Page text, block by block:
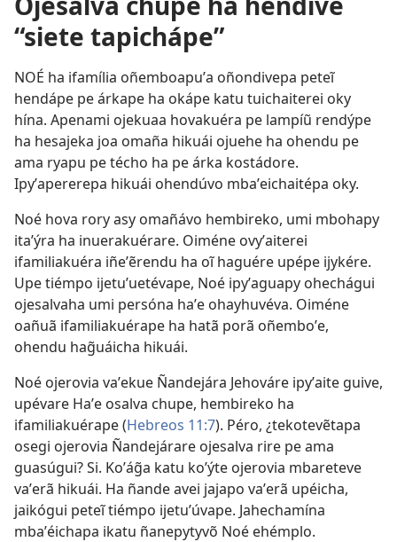
“siete tapichápe”
NOÉ ha ifamília oñemboapuʼa oñondivepa peteĩ
hendápe pe árkape ha okápe katu tuichaiterei oky
hína. Apenami ojekuaa hovakuéra pe lampíũ rendýpe
ha hesajeka joa omaña hikuái ojuehe ha ohendu pe
ama ryapu pe técho ha pe árka kostádore.
Ipyʼapererepa hikuái ohendúvo mbaʼeichaitépa oky.
Noé hova rory asy omañávo hembireko, umi mbohapy
itaʼýra ha inuerakuérare. Oiméne ovyʼaiterei
ifamiliakuéra iñeʼẽrendu ha oĩ haguére upépe ijykére.
Upe tiémpo ijetuʼuetévape, Noé ipyʼaguapy ohechágui
ojesalvaha umi persóna haʼe ohayhuvéva. Oiméne
oañuã ifamiliakuérape ha hatã porã oñemboʼe,
ohendu hag̃uáicha hikuái.
Noé ojerovia vaʼekue Ñandejára Jehováre ipyʼaite guive,
upévare Haʼe osalva chupe, hembireko ha
ifamiliakuérape (Hebreos 11:7). Péro, ¿tekotevẽtapa
osegi ojerovia Ñandejárare ojesalva rire pe ama
guasúgui? Si. Koʼág̃a katu koʼýte ojerovia mbareteve
vaʼerã hikuái. Ha ñande avei jajapo vaʼerã upéicha,
jaikógui peteĩ tiémpo ijetuʼúvape. Jahechamína
mbaʼéichapa ikatu ñanepytyvõ Noé ehémplo.